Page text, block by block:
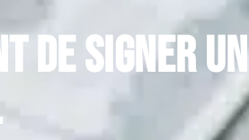
de signer un